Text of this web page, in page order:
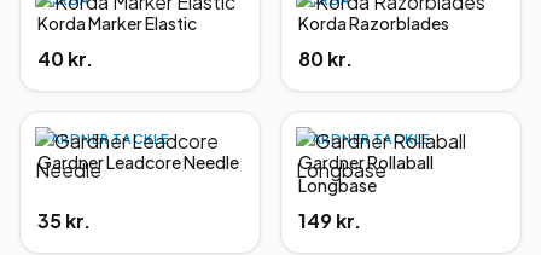
Korda Marker Elastic
40 kr.
Korda Razorblades
80 kr.
GARDNER TACKLE
Gardner Leadcore Needle
35 kr.
GARDNER TACKLE
Gardner Rollaball
Longbase
149 kr.